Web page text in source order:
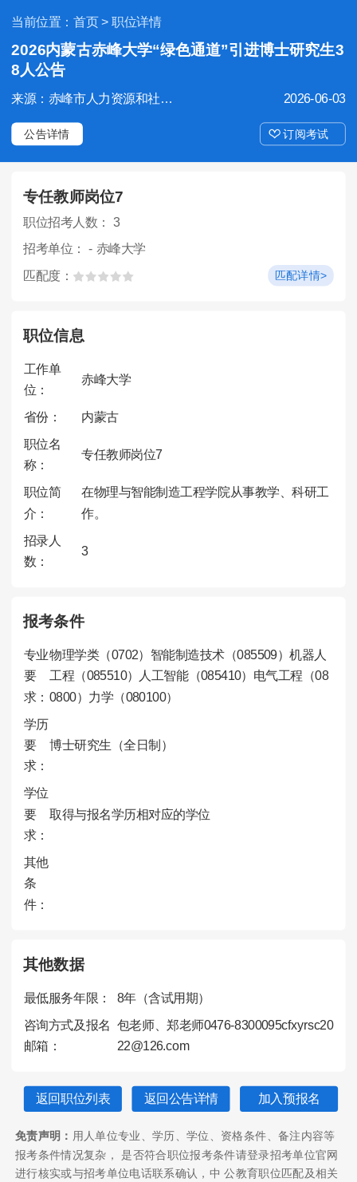
当前位置： 首页> 职位详情
2026内蒙古赤峰大学“绿色通道”引进博士研究生3
8人公告
2026-06-03
来源：赤峰市人力资源和社会保障局
公告详情 订阅考试
专任教师岗位7
职位招考人数： 3
招考单位： - 赤峰大学
匹配度： 匹配详情>
职位信息
工作单
位：
赤峰大学
省份： 内蒙古
职位名
称：
专任教师岗位7
职位简
介：
在物理与智能制造工程学院从事教学、科研工
作。
招录人
数：
3
报考条件
专业
要
求：
物理学类（0702）智能制造技术（085509）机器人
工程（085510）人工智能（085410）电气工程（08
0800）力学（080100）
学历
要
求：
博士研究生（全日制）
学位
要
求：
取得与报名学历相对应的学位
其他
条
件：
其他数据
最低服务年限：
8年（含试用期）
咨询方式及报名
邮箱：
包老师、郑老师0476-8300095cfxyrsc20
22@126.com
返回职位列表 返回公告详情 加入预报名
免责声明： 用人单位专业、学历、学位、资格条件、备注内容等
报考条件情况复杂， 是否符合职位报考条件请登录招考单位官网
进行核实或与招考单位电话联系确认，中 公教育职位匹配及相关